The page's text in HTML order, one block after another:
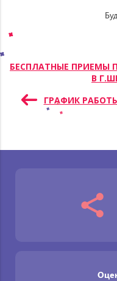
Навигация
записям
БЕСПЛАТНЫЕ ПРИЕМЫ
В
ГРАФИК